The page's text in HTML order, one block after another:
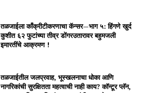
तळजाईला काँक्रीटीकरणाचा कॅन्सर—भाग ५: हिंगणे खुर्द
कुशीत ६२ फुटांच्या तीव्र डोंगरउतारावर बहुमजली
इमारतींचे आक्रमण !
तळजाईतील जलप्रवाह, भूस्खलनाचा धोका आणि
नागरिकांची सुरक्षितता महत्वाची नाही काय? कॉन्टूर प्लॅन,